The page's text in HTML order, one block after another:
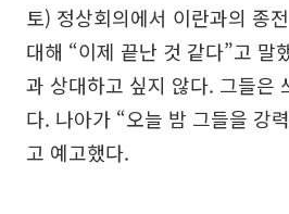
토) 정상회의에서 이란과의 종
대해 “이제 끝난 것 같다”고 말
과 상대하고 싶지 않다. 그들은
다. 나아가 “오늘 밤 그들을 강
고 예고했다.